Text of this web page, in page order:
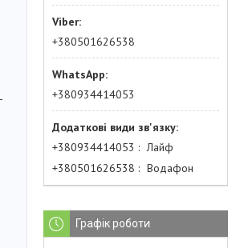
+380501626538
+380934414053
+380934414053
Лайф
+380501626538
Водафон
Графік роботи